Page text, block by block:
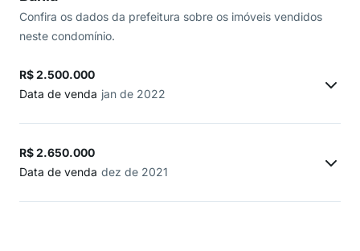
Confira os dados da prefeitura sobre os imóveis vendidos
neste condomínio.
R$ 2.500.000
Data de venda jan de 2022
R$ 2.650.000
Data de venda dez de 2021